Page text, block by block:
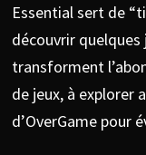
Essential sert de
découvrir
transforment
de jeux, à explorer
d’OverGame pour